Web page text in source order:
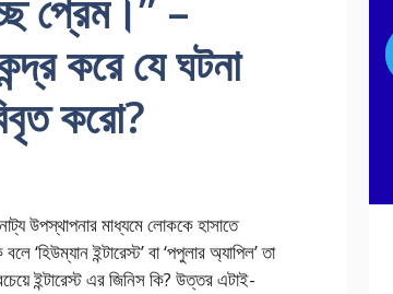
করে যে ঘটনা
করো?
উপস্থাপনার মাধ্যমে লোককে হাসাতে
ইন্টারেস্ট’ বা ‘পপুলার অ্যাপিল’ তা
ইন্টারেস্ট এর জিনিস কি? উত্তর এটাই-